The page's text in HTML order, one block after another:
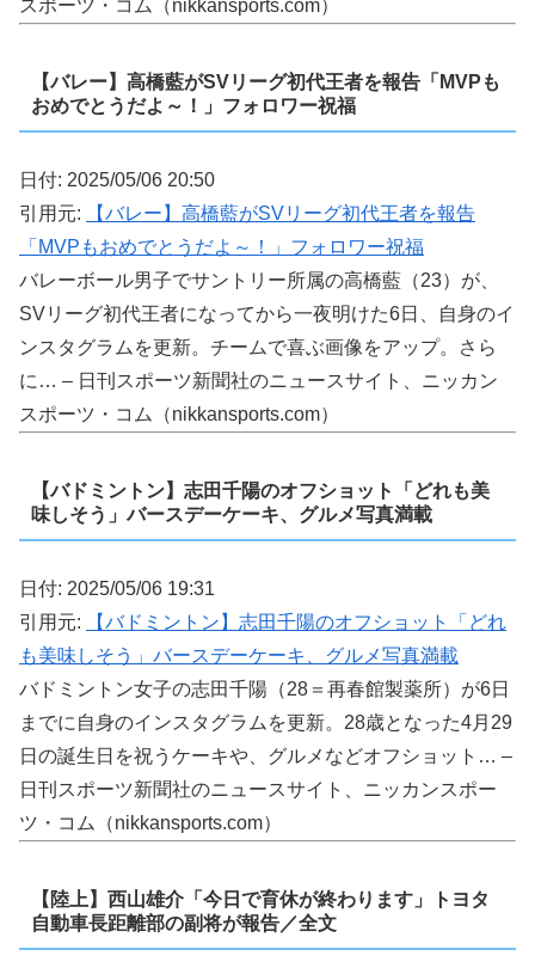
スポーツ・コム（nikkansports.com）
【バレー】高橋藍がSVリーグ初代王者を報告「MVPも
おめでとうだよ～！」フォロワー祝福
日付: 2025/05/06 20:50
引用元:
【バレー】高橋藍がSVリーグ初代王者を報告
「MVPもおめでとうだよ～！」フォロワー祝福
バレーボール男子でサントリー所属の高橋藍（23）が、
SVリーグ初代王者になってから一夜明けた6日、自身のイ
ンスタグラムを更新。チームで喜ぶ画像をアップ。さら
に… – 日刊スポーツ新聞社のニュースサイト、ニッカン
スポーツ・コム（nikkansports.com）
【バドミントン】志田千陽のオフショット「どれも美
味しそう」バースデーケーキ、グルメ写真満載
日付: 2025/05/06 19:31
引用元:
【バドミントン】志田千陽のオフショット「どれ
も美味しそう」バースデーケーキ、グルメ写真満載
バドミントン女子の志田千陽（28＝再春館製薬所）が6日
までに自身のインスタグラムを更新。28歳となった4月29
日の誕生日を祝うケーキや、グルメなどオフショット… –
日刊スポーツ新聞社のニュースサイト、ニッカンスポー
ツ・コム（nikkansports.com）
【陸上】西山雄介「今日で育休が終わります」トヨタ
自動車長距離部の副将が報告／全文